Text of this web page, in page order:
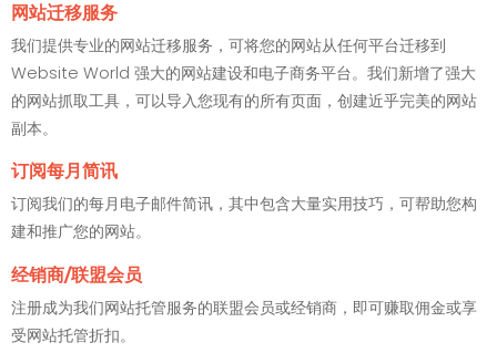
网站迁移服务
我们提供专业的网站迁移服务，可将您的网站从任何平台迁移到
Website World 强大的网站建设和电子商务平台。我们新增了强大
的网站抓取工具，可以导入您现有的所有页面，创建近乎完美的网站
副本。
订阅每月简讯
订阅我们的每月电子邮件简讯，其中包含大量实用技巧，可帮助您构
建和推广您的网站。
经销商/联盟会员
注册成为我们网站托管服务的联盟会员或经销商，即可赚取佣金或享
受网站托管折扣。